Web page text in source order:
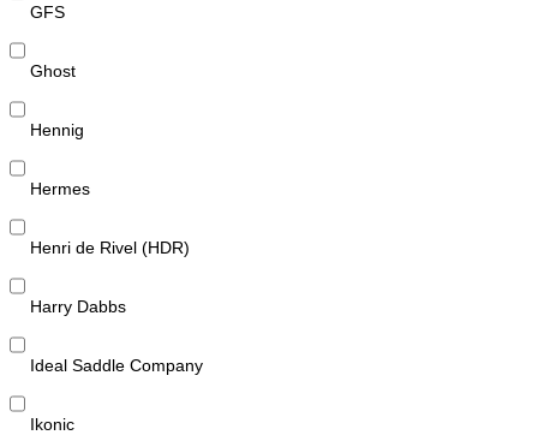
GFS
Ghost
Hennig
Hermes
Henri de Rivel (HDR)
Harry Dabbs
Ideal Saddle Company
Ikonic